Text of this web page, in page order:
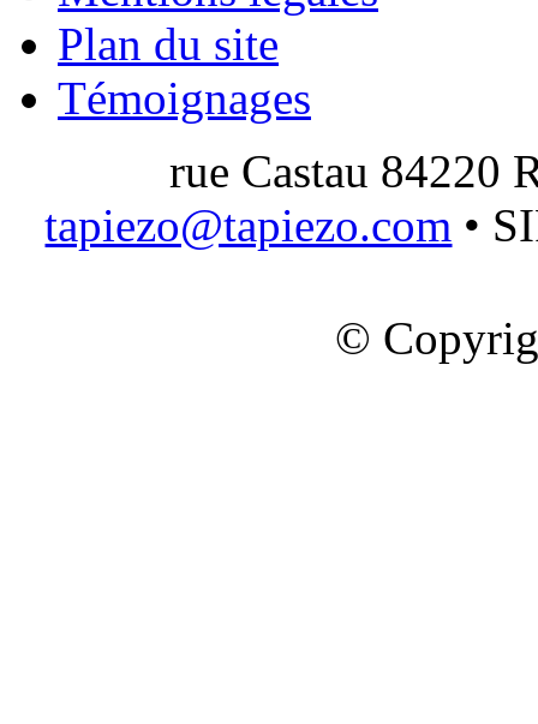
Plan du site
Témoignages
rue Castau 84220
tapiezo@tapiezo.com •
©